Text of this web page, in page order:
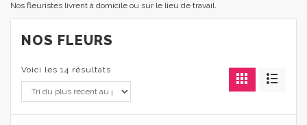
Nos fleuristes livrent à domicile ou sur le lieu de travail.
NOS FLEURS
Voici les 14 résultats